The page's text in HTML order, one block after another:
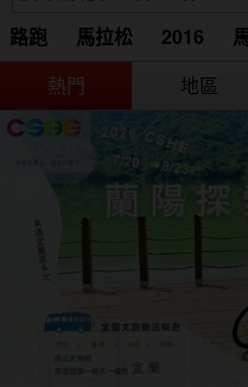
路跑 馬拉松 2016
Running
馬拉松 2015
熱門
地區